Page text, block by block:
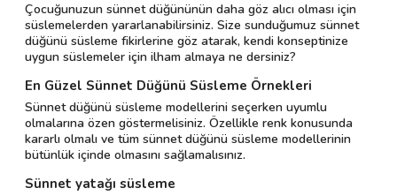
Çocuğunuzun sünnet düğününün daha göz alıcı olması için
süslemelerden yararlanabilirsiniz. Size sunduğumuz sünnet
düğünü süsleme fikirlerine göz atarak, kendi konseptinize
uygun süslemeler için ilham almaya ne dersiniz?
En Güzel Sünnet Düğünü Süsleme Örnekleri
Sünnet düğünü süsleme modellerini seçerken uyumlu
olmalarına özen göstermelisiniz. Özellikle renk konusunda
kararlı olmalı ve tüm sünnet düğünü süsleme modellerinin
bütünlük içinde olmasını sağlamalısınız.
Sünnet yatağı süsleme